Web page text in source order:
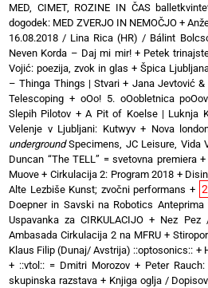
MED, CIMET, ROZINE IN ČAS
dogodek: MED ZVERJO IN NEMOČJO +
16.08.2018 / Lina Rica (HR) / Bálint
Neven Korda – Daj mi mir!+ Petek
Vojić: poezija, zvok in glas + Špica
– Thinga Things | Stvari + Jana Jevtović &
Telescoping + oOo! 5. oOobletnica
Slepih Pilotov +A Pit of Koelse | Luknja
Velenje v Ljubljani: Kutwyv+ Nova
undergroundSpecimens, JC Leisure, Vida
Duncan “The TELL” = svetovna premiera+
Muove + Cirkulacija 2: Program 2018 +
Alte Lezbiše Kunst; zvočni performans +
Doepner in Savski na Robotics
Uspavanka za CIRKULACIJO + Nez Pez
Ambasada Cirkulacija 2 na MFRU +
Klaus Filip (Dunaj/ Avstrija) ::optosonics:: +
+ ::vtol:: = Dmitri Morozov + Peter
skupinska razstava+ Knjiga oglja /